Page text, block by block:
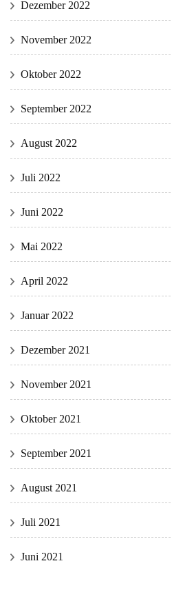
Dezember 2022
November 2022
Oktober 2022
September 2022
August 2022
Juli 2022
Juni 2022
Mai 2022
April 2022
Januar 2022
Dezember 2021
November 2021
Oktober 2021
September 2021
August 2021
Juli 2021
Juni 2021